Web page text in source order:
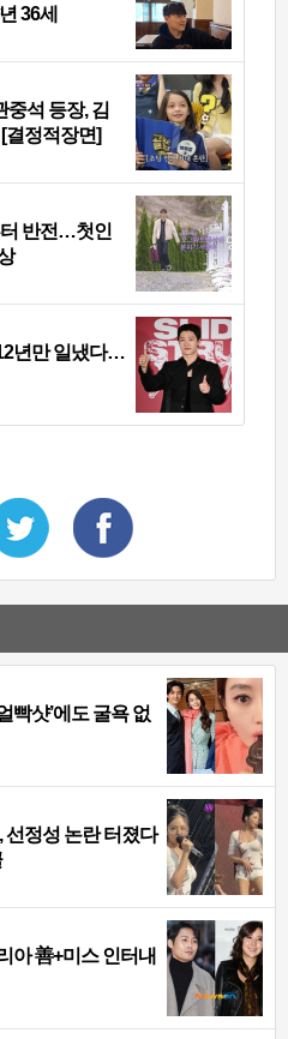
36세
중석 등장, 김
결정적장면]
터 반전…첫인
년만 일냈다…
빡샷’에도 굴욕 없
정성 논란 터졌다
아 善+미스 인터내